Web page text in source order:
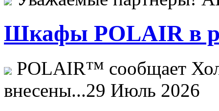
Шкафы POLAIR в
POLAIR™ сообщает
внесены...29 Июль 2026